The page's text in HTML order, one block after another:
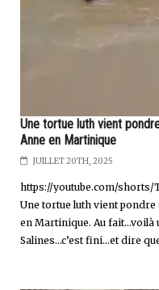
Une tortue luth vient
Anne en Martinique
JUILLET 20TH, 2025
https://youtube.com/shorts/
Une tortue luth vient pondre
en Martinique. Au fait...voilà
Salines…c’est fini…et dire